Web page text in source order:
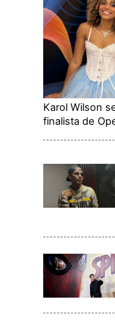
Karol Wilson
finalista de